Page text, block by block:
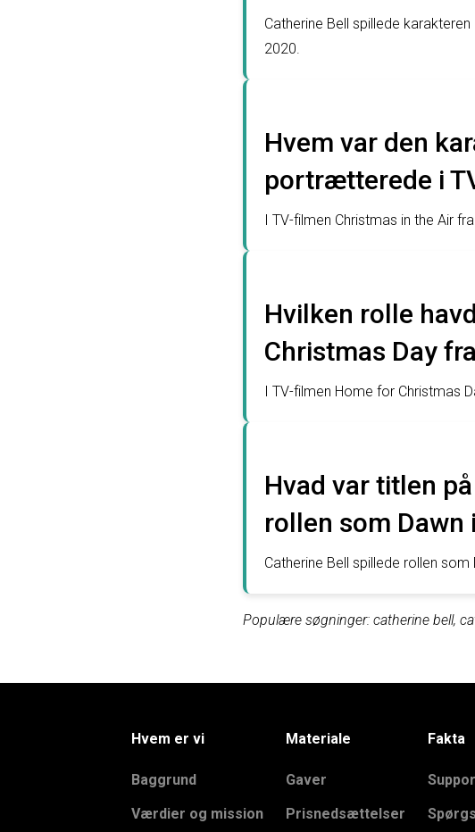
Catherine Bell spillede
2020.
Hvem var den
portrætterede i
I TV-filmen Christmas in the Air
Hvilken rolle
Christmas Day
I TV-filmen Home for Christmas
Hvad var titlen
rollen som Dawn
Catherine Bell spillede rollen som
Populære søgninger: catherine bell,
Hvem er vi
Baggrund
Værdier og mission
Materiale
Gaver
Prisnedsættelser
Fakta